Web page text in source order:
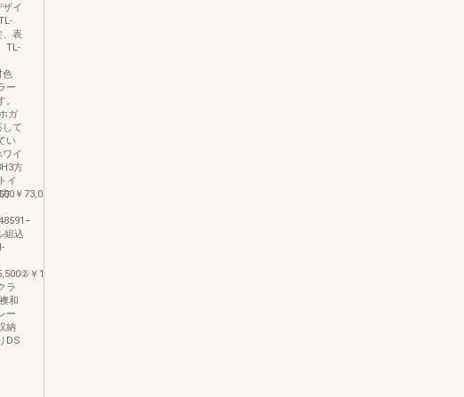
￥73,000
イ
表
TL-
色
ー
ガ
て
い
イ
方
イ
込
￥100,500①￥83,500②￥87,500
ラ
和
ー
納
DS